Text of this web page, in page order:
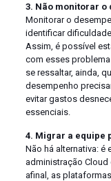
3. Não monitorar o
Monitorar o
identificar
Assim, é possível
com esses
se ressaltar, ainda,
desempenho
evitar gastos
essenciais.
4. Migrar a equipe
Não há alternativa: é
administração Cloud
afinal, as